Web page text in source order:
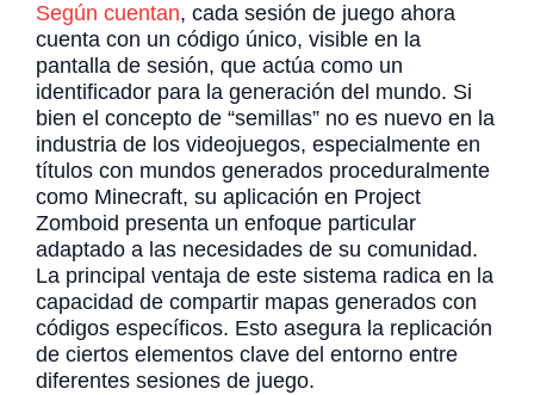
Según cuentan, cada sesión de juego ahora
cuenta con un código único, visible en la
pantalla de sesión, que actúa como un
identificador para la generación del mundo. Si
bien el concepto de “semillas” no es nuevo en la
industria de los videojuegos, especialmente en
títulos con mundos generados proceduralmente
como Minecraft, su aplicación en Project
Zomboid presenta un enfoque particular
adaptado a las necesidades de su comunidad.
La principal ventaja de este sistema radica en la
capacidad de compartir mapas generados con
códigos específicos. Esto asegura la replicación
de ciertos elementos clave del entorno entre
diferentes sesiones de juego.